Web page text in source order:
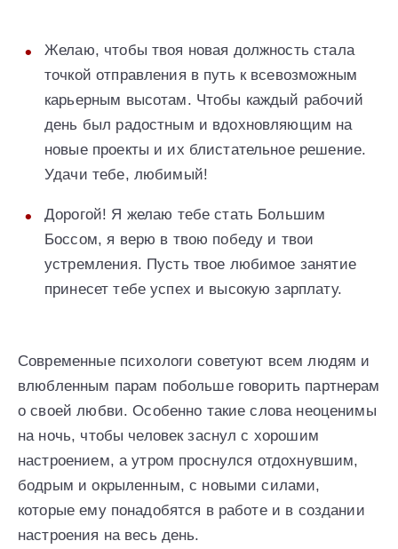
Желаю, чтобы твоя новая должность стала
точкой отправления в путь к всевозможным
карьерным высотам. Чтобы каждый рабочий
день был радостным и вдохновляющим на
новые проекты и их блистательное решение.
Удачи тебе, любимый!
Дорогой! Я желаю тебе стать Большим
Боссом, я верю в твою победу и твои
устремления. Пусть твое любимое занятие
принесет тебе успех и высокую зарплату.
Современные психологи советуют всем людям и
влюбленным парам побольше говорить партнерам
о своей любви. Особенно такие слова неоценимы
на ночь, чтобы человек заснул с хорошим
настроением, а утром проснулся отдохнувшим,
бодрым и окрыленным, с новыми силами,
которые ему понадобятся в работе и в создании
настроения на весь день.